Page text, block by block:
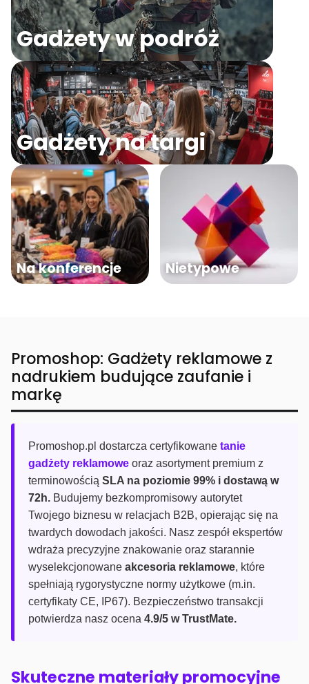
Gadżety w podróż
Gadżety na targi
Na konferencje Nietypowe
Promoshop: Gadżety reklamowe z
nadrukiem budujące zaufanie i
markę
Promoshop.pl dostarcza certyfikowane tanie
gadżety reklamowe oraz asortyment premium z
terminowością SLA na poziomie 99% i dostawą w
72h. Budujemy bezkompromisowy autorytet
Twojego biznesu w relacjach B2B, opierając się na
twardych dowodach jakości. Nasz zespół ekspertów
wdraża precyzyjne znakowanie oraz starannie
wyselekcjonowane akcesoria reklamowe, które
spełniają rygorystyczne normy użytkowe (m.in.
certyfikaty CE, IP67). Bezpieczeństwo transakcji
potwierdza nasz ocena 4.9/5 w TrustMate.
Skuteczne materiały promocyjne